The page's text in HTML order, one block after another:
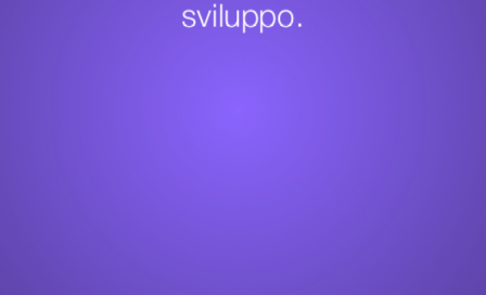
sviluppo.